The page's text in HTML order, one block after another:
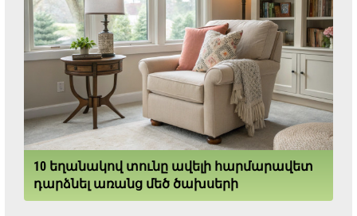
10 եղանակով տունը ավելի հարմարավետ
դարձնել առանց մեծ ծախսերի